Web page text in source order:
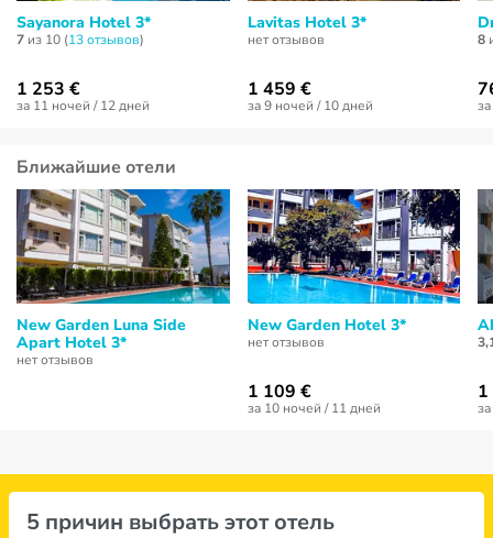
Sayanora Hotel 3*
7 из 10 (13 отзывов)
1 253 €
за 11 ночей / 12 дней
Lavitas Hotel 3*
нет отзывов
1 459 €
за 9 ночей / 10 дней
8
Ближайшие отели
New Garden Luna Side
Apart Hotel 3*
нет отзывов
New Garden Hotel 3*
нет отзывов
1 109 €
за 10 ночей / 11 дней
5 причин выбрать этот отель